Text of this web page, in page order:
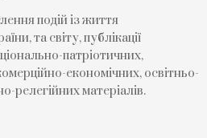
подій із життя
та світу, публікації
патріотичних,
економічних, освітньо-
релегійних матеріалів.